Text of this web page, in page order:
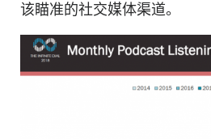
该瞄准的社交媒体渠道。